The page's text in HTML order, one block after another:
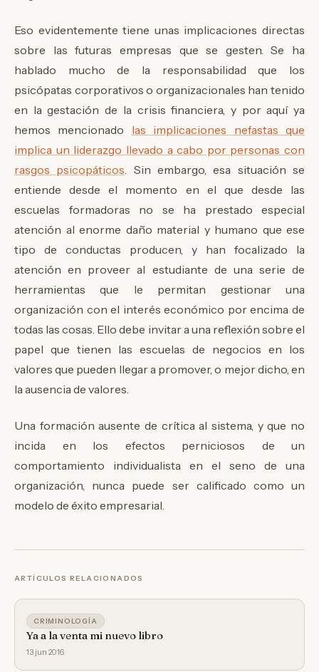
Eso evidentemente tiene unas implicaciones directas
sobre las futuras empresas que se gesten. Se ha
hablado mucho de la responsabilidad que los
psicópatas corporativos o organizacionales han tenido
en la gestación de la crisis financiera, y por aquí ya
hemos mencionado las implicaciones nefastas que
implica un liderazgo llevado a cabo por personas con
rasgos psicopáticos. Sin embargo, esa situación se
entiende desde el momento en el que desde las
escuelas formadoras no se ha prestado especial
atención al enorme daño material y humano que ese
tipo de conductas producen, y han focalizado la
atención en proveer al estudiante de una serie de
herramientas que le permitan gestionar una
organización con el interés económico por encima de
todas las cosas. Ello debe invitar a una reflexión sobre el
papel que tienen las escuelas de negocios en los
valores que pueden llegar a promover, o mejor dicho, en
la ausencia de valores.
Una formación ausente de crítica al sistema, y que no
incida en los efectos perniciosos de un
comportamiento individualista en el seno de una
organización, nunca puede ser calificado como un
modelo de éxito empresarial.
ARTÍCULOS RELACIONADOS
CRIMINOLOGÍA
Ya a la venta mi nuevo libro
13 jun 2016